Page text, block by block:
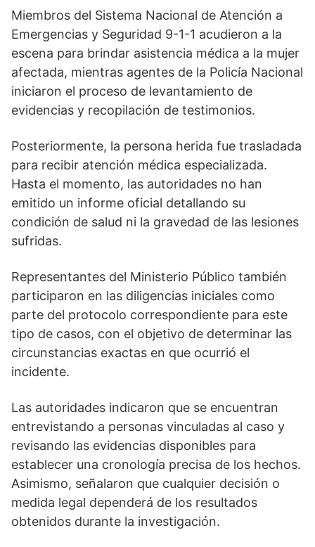
Miembros del Sistema Nacional de Atención a
Emergencias y Seguridad 9-1-1 acudieron a la
escena para brindar asistencia médica a la mujer
afectada, mientras agentes de la Policía Nacional
iniciaron el proceso de levantamiento de
evidencias y recopilación de testimonios.
Posteriormente, la persona herida fue trasladada
para recibir atención médica especializada.
Hasta el momento, las autoridades no han
emitido un informe oficial detallando su
condición de salud ni la gravedad de las lesiones
sufridas.
Representantes del Ministerio Público también
participaron en las diligencias iniciales como
parte del protocolo correspondiente para este
tipo de casos, con el objetivo de determinar las
circunstancias exactas en que ocurrió el
incidente.
Las autoridades indicaron que se encuentran
entrevistando a personas vinculadas al caso y
revisando las evidencias disponibles para
establecer una cronología precisa de los hechos.
Asimismo, señalaron que cualquier decisión o
medida legal dependerá de los resultados
obtenidos durante la investigación.